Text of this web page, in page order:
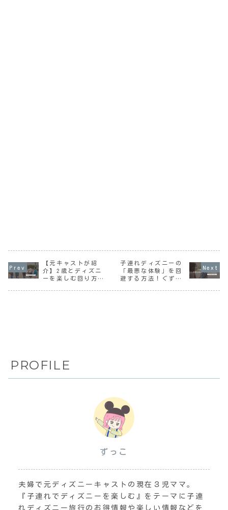
【元キャストが紹
介】2歳とディズニ
ーを楽しむ回り方の
子連れディズニーの
「最悪な体験」を回
避する方法！ぐずり
PROFILE
ずっこ
夫婦で元ディズニーキャストの現在３児ママ。
『子連れでディズニーを楽しむ』をテーマに子連
れディズニー旅行のお得情報や楽しい情報などを